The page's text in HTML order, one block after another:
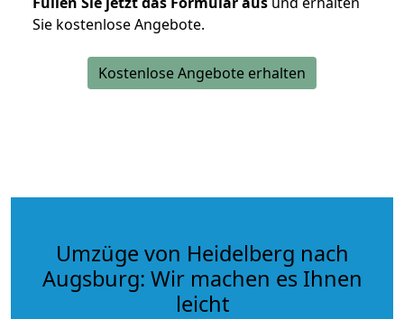
Sie kostenlose Angebote.
Kostenlose Angebote erhalten
Umzüge von Heidelberg nach
Augsburg: Wir machen es Ihnen
leicht